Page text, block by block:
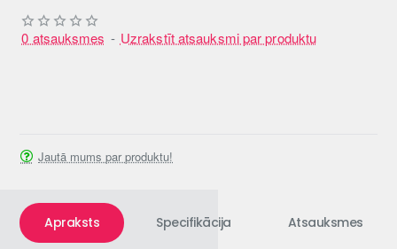
0 atsauksmes - Uzrakstīt atsauksmi par produktu
Jautā mums par produktu!
Apraksts Specifikācija Atsauksmes